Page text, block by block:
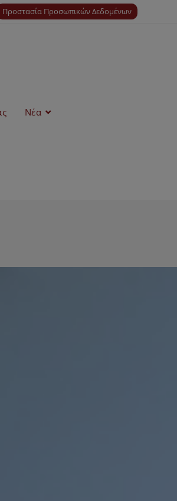
Προστασία Προσωπικών Δεδομένων
Νέα